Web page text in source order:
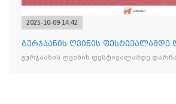
2025-10-09 14:42
გურჯაანის ღვინის ფესტივალამდე
გურჯაანის ღვინის ფესტივალამდე